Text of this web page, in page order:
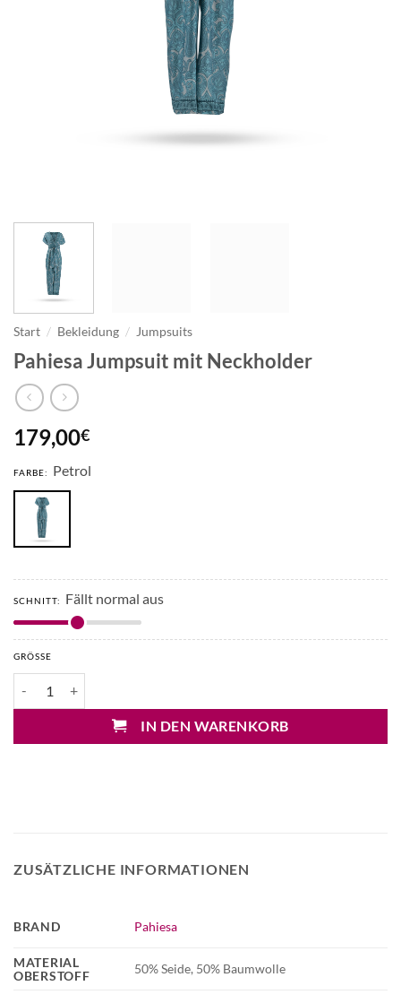
Start / Bekleidung / Jumpsuits
Pahiesa Jumpsuit mit Neckholder
179,00€
FARBE: Petrol
SCHNITT: Fällt normal aus
GRÖSSE
IN DEN WARENKORB
ZUSÄTZLICHE INFORMATIONEN
BRAND Pahiesa
MATERIAL
OBERSTOFF
50% Seide, 50% Baumwolle